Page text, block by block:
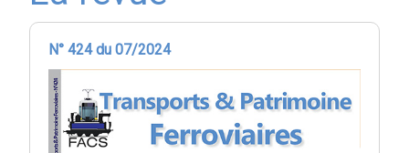
N° 424 du 07/2024